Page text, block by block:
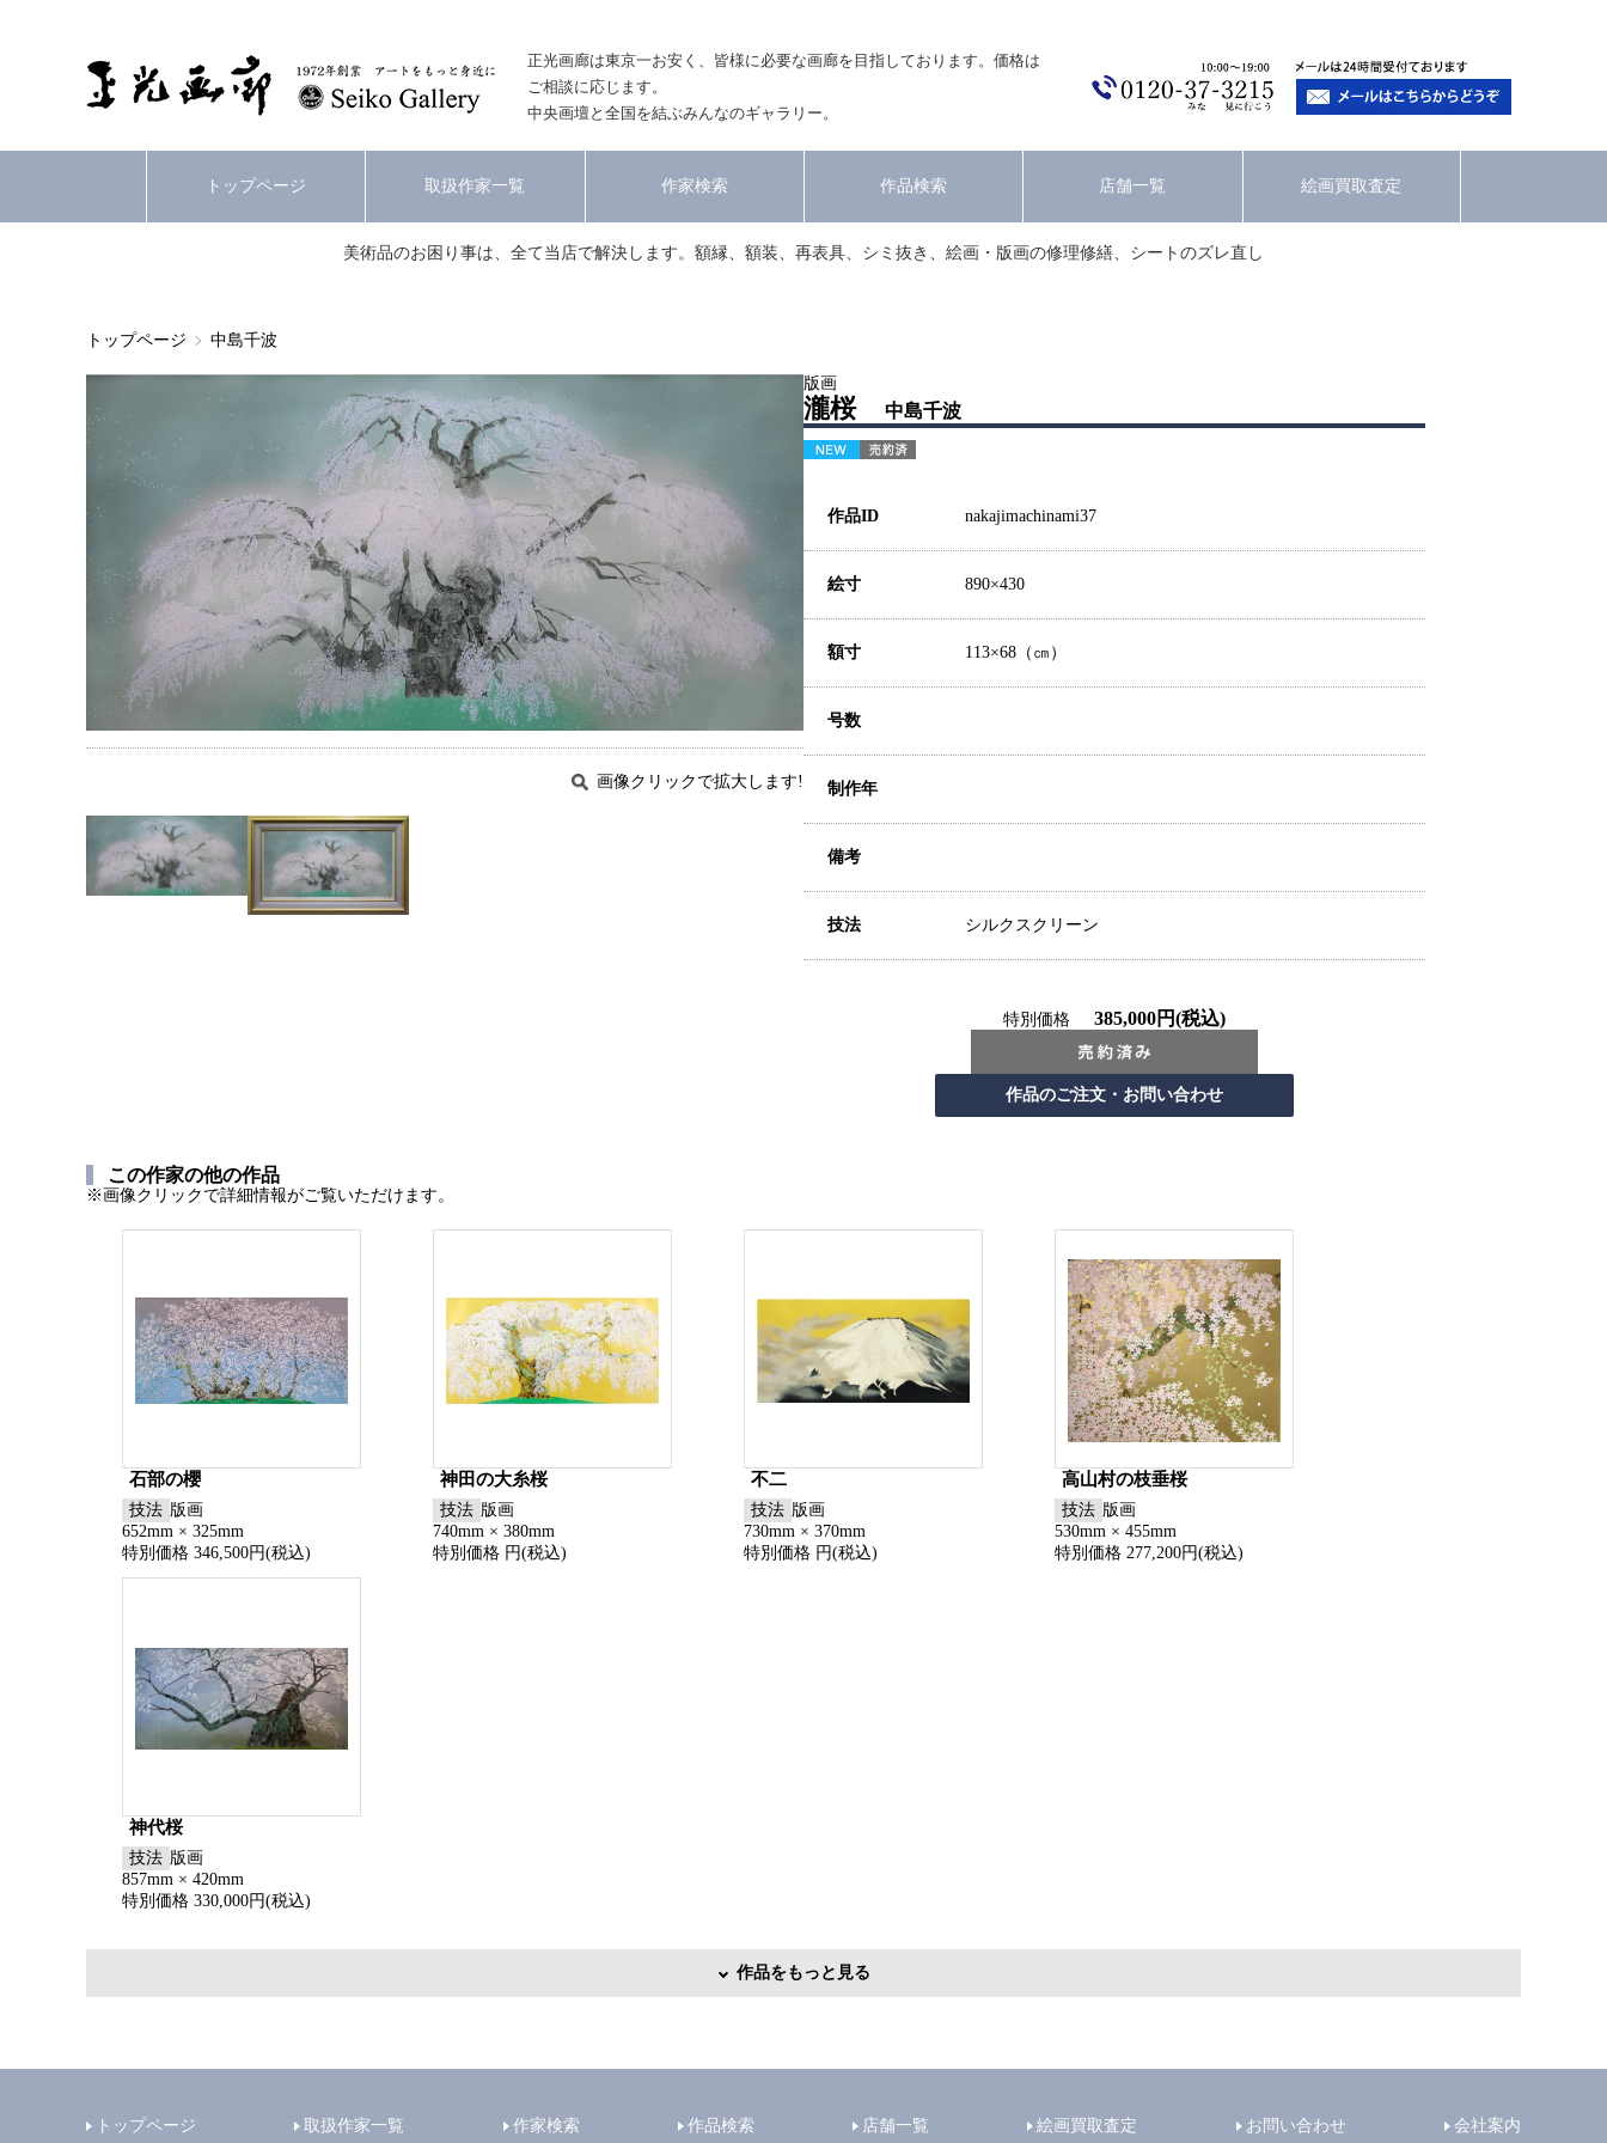
正光画廊は東京一お安く、皆様に必要な画廊を目指しております。価格は
ご相談に応じます。
中央画壇と全国を結ぶみんなのギャラリー。
トップページ 取扱作家一覧 作家検索 作品検索 店舗一覧 絵画買取査定
美術品のお困り事は、全て当店で解決します。額縁、額装、再表具、シミ抜き、絵画・版画の修理修繕、シートのズレ直し
トップページ 中島千波
画像クリックで拡大します!
版画
瀧桜 中島千波
作品ID nakajimachinami37
絵寸 890×430
額寸 113×68（㎝）
号数
制作年
備考
技法 シルクスクリーン
特別価格 385,000円(税込)
この作家の他の作品
※画像クリックで詳細情報がご覧いただけます。
石部の櫻
技法 版画
652mm × 325mm
特別価格 346,500円(税込)
神田の大糸桜
技法 版画
740mm × 380mm
特別価格 円(税込)
不二
技法 版画
730mm × 370mm
特別価格 円(税込)
高山村の枝垂桜
技法 版画
530mm × 455mm
特別価格 277,200円(税込)
神代桜
技法 版画
857mm × 420mm
特別価格 330,000円(税込)
作品をもっと見る
トップページ 取扱作家一覧 作家検索 作品検索 店舗一覧 絵画買取査定 お問い合わせ 会社案内